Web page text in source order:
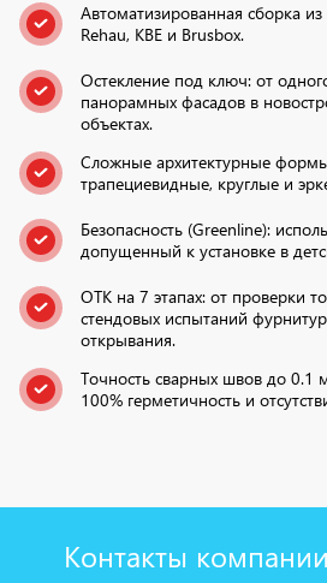
Автоматизированная сборка
Rehau, KBE и Brusbox.
Остекление под ключ: от
панорамных фасадов в
объектах.
Сложные архитектурные
трапециевидные, круглые и
Безопасность (Greenline):
допущенный к установке в
ОТК на 7 этапах: от проверки
стендовых испытаний
открывания.
Точность сварных швов до 0.1
100% герметичность и
Контакты